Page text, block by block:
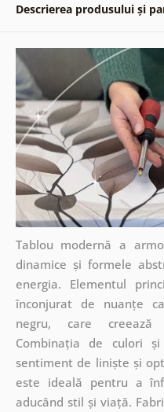
Descrierea produsului și
Tablou modernă a
dinamice și formele
energia. Elementul
înconjurat de nuanțe
negru, care creează
Combinația de culori
sentiment de liniște și
este ideală pentru a
aducând stil și viață.